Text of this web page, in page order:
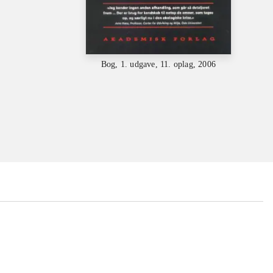
Bog, 1. udgave, 11. oplag, 2006